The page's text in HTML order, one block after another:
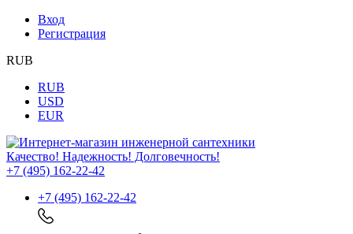
Вход
Регистрация
RUB
RUB
USD
EUR
Качество! Надежность! Долговечность!
+7 (495) 162-22-42
+7 (495) 162-22-42